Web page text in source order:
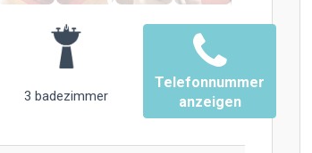
3 badezimmer
Telefonnummer
anzeigen